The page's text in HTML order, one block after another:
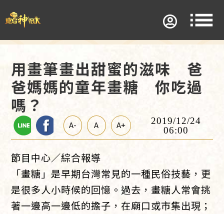
用畫筆畫出甜蜜的滋味 爸
爸媽媽的童年畫糖 你吃過
嗎？
A- A A+
2019/12/24
06:00
節目中心／綜合報導
「畫糖」是早期台灣常見的一種民俗技藝，更
是很多人小時候的回憶。過去，畫糖人常會挑
著一邊高一邊低的擔子，在廟口或市集出現；